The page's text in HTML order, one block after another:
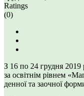
Ratings
(0)
З 16 по 24 грудня 2019
за освітнім рівнем
денної та заочної